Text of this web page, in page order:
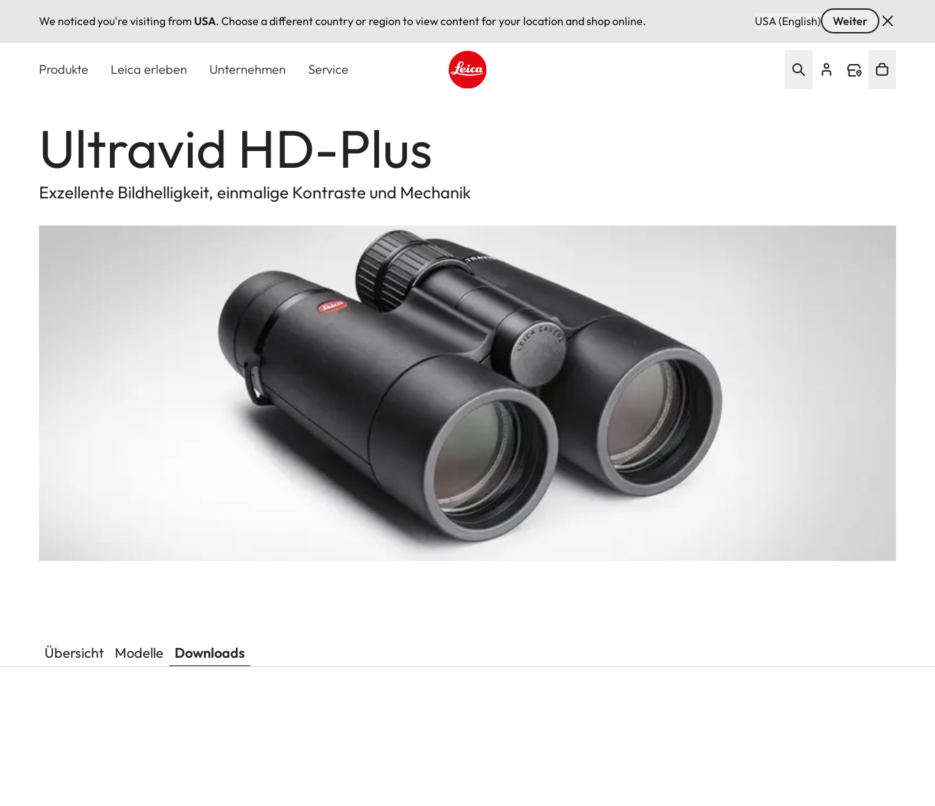
We noticed you're visiting from USA. Choose a different country or region to view content for your location and shop online. USA (English) Weiter
Produkte Leica erleben Unternehmen Service
Ultravid HD-Plus
Exzellente Bildhelligkeit, einmalige Kontraste und Mechanik
Übersicht Modelle Downloads